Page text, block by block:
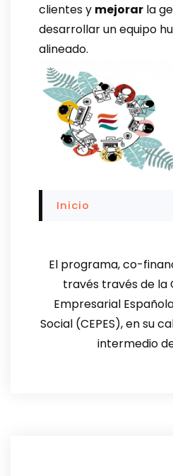
clientes y mejorar la
desarrollar un equipo
alineado.
Inicio
El programa, co-
través través de la
Empresarial
Social (CEPES), en su
intermedio